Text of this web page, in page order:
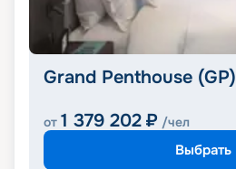
Grand Penthouse (GP)
от 1 379 202 ₽ /чел
Выбрать